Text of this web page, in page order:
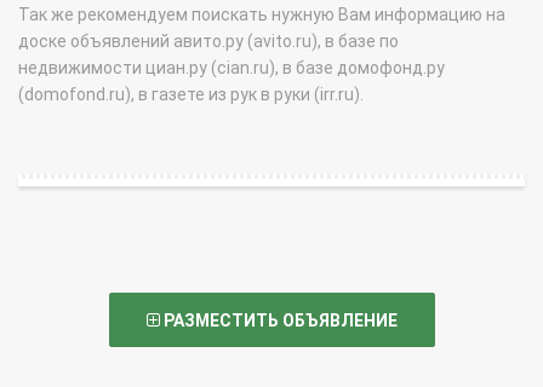
Так же рекомендуем поискать нужную Вам информацию на
доске объявлений авито.ру (avito.ru), в базе по
недвижимости циан.ру (cian.ru), в базе домофонд.ру
(domofond.ru), в газете из рук в руки (irr.ru).
РАЗМЕСТИТЬ ОБЪЯВЛЕНИЕ